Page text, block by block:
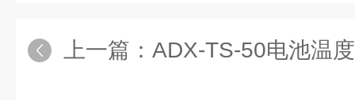
上一篇： ADX-TS-50电池温